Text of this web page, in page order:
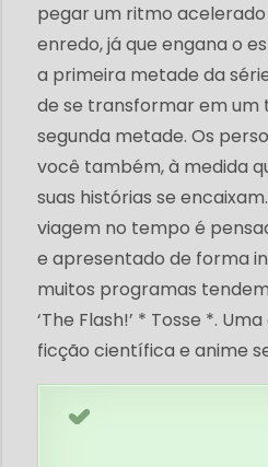
pegar um ritmo
enredo, já que engana o
a primeira metade da
de se transformar em um
segunda metade. Os
você também, à medida
suas histórias se
viagem no tempo é
e apresentado de forma
muitos programas
‘The Flash!’ * Tosse *.
ficção científica e anime